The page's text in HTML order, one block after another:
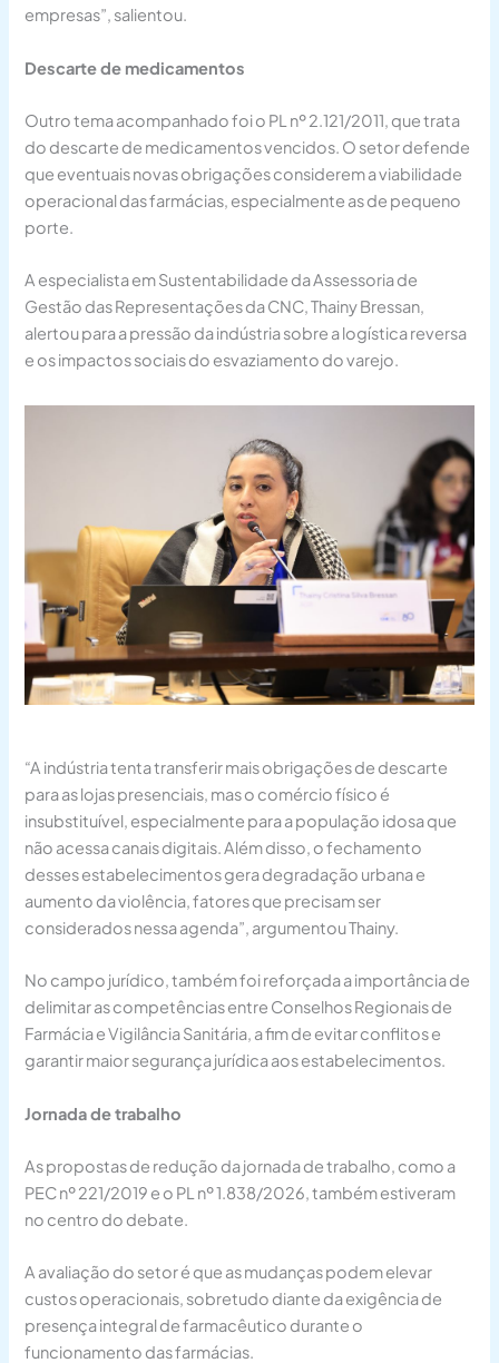
empresas”, salientou.
Descarte de medicamentos
Outro tema acompanhado foi o PL nº 2.121/2011, que trata
do descarte de medicamentos vencidos. O setor defende
que eventuais novas obrigações considerem a viabilidade
operacional das farmácias, especialmente as de pequeno
porte.
A especialista em Sustentabilidade da Assessoria de
Gestão das Representações da CNC, Thainy Bressan,
alertou para a pressão da indústria sobre a logística reversa
e os impactos sociais do esvaziamento do varejo.
“A indústria tenta transferir mais obrigações de descarte
para as lojas presenciais, mas o comércio físico é
insubstituível, especialmente para a população idosa que
não acessa canais digitais. Além disso, o fechamento
desses estabelecimentos gera degradação urbana e
aumento da violência, fatores que precisam ser
considerados nessa agenda”, argumentou Thainy.
No campo jurídico, também foi reforçada a importância de
delimitar as competências entre Conselhos Regionais de
Farmácia e Vigilância Sanitária, a fim de evitar conflitos e
garantir maior segurança jurídica aos estabelecimentos.
Jornada de trabalho
As propostas de redução da jornada de trabalho, como a
PEC nº 221/2019 e o PL nº 1.838/2026, também estiveram
no centro do debate.
A avaliação do setor é que as mudanças podem elevar
custos operacionais, sobretudo diante da exigência de
presença integral de farmacêutico durante o
funcionamento das farmácias.